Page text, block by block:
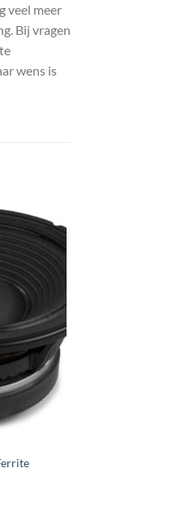
veel meer
Bij vragen
wens is
Toevoegen
aan
wenslijst